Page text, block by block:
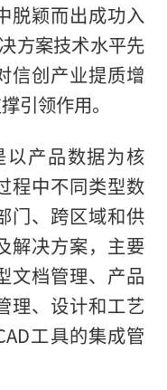
脱颖而出成功入
方案技术水平先
信创产业提质增
引领作用。
以产品数据为核
程中不同类型数
门、跨区域和供
解决方案，主要
文档管理、产品
理、设计和工艺
工具的集成管